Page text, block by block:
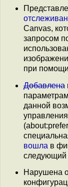
Canvas,
запросом
при
Добавлена
данной
вошла в
следующий
Нарушена